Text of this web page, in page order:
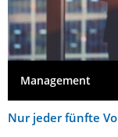
Management
Nur jeder fünfte